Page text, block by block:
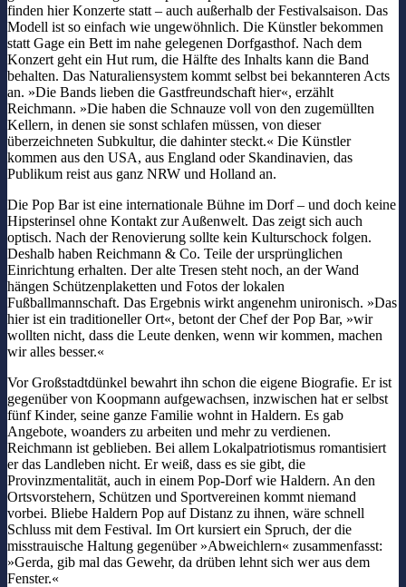
finden hier Konzerte statt – auch außerhalb der Festivalsaison. Das
Modell ist so einfach wie ungewöhnlich. Die Künstler bekommen
statt Gage ein Bett im nahe gelegenen Dorfgasthof. Nach dem
Konzert geht ein Hut rum, die Hälfte des Inhalts kann die Band
behalten. Das Naturaliensystem kommt selbst bei bekannteren Acts
an. »Die Bands lieben die Gastfreundschaft hier«, erzählt
Reichmann. »Die haben die Schnauze voll von den zugemüllten
Kellern, in denen sie sonst schlafen müssen, von dieser
überzeichneten Subkultur, die dahinter steckt.« Die Künstler
kommen aus den USA, aus England oder Skandinavien, das
Publikum reist aus ganz NRW und Holland an.
Die Pop Bar ist eine internationale Bühne im Dorf – und doch keine
Hipsterinsel ohne Kontakt zur Außenwelt. Das zeigt sich auch
optisch. Nach der Renovierung sollte kein Kulturschock folgen.
Deshalb haben Reichmann & Co. Teile der ursprünglichen
Einrichtung erhalten. Der alte Tresen steht noch, an der Wand
hängen Schützenplaketten und Fotos der lokalen
Fußballmannschaft. Das Ergebnis wirkt angenehm unironisch. »Das
hier ist ein traditioneller Ort«, betont der Chef der Pop Bar, »wir
wollten nicht, dass die Leute denken, wenn wir kommen, machen
wir alles besser.«
Vor Großstadtdünkel bewahrt ihn schon die eigene Biografie. Er ist
gegenüber von Koopmann aufgewachsen, inzwischen hat er selbst
fünf Kinder, seine ganze Familie wohnt in Haldern. Es gab
Angebote, woanders zu arbeiten und mehr zu verdienen.
Reichmann ist geblieben. Bei allem Lokalpatriotismus romantisiert
er das Landleben nicht. Er weiß, dass es sie gibt, die
Provinzmentalität, auch in einem Pop-Dorf wie Haldern. An den
Ortsvorstehern, Schützen und Sportvereinen kommt niemand
vorbei. Bliebe Haldern Pop auf Distanz zu ihnen, wäre schnell
Schluss mit dem Festival. Im Ort kursiert ein Spruch, der die
misstrauische Haltung gegenüber »Abweichlern« zusammenfasst:
»Gerda, gib mal das Gewehr, da drüben lehnt sich wer aus dem
Fenster.«